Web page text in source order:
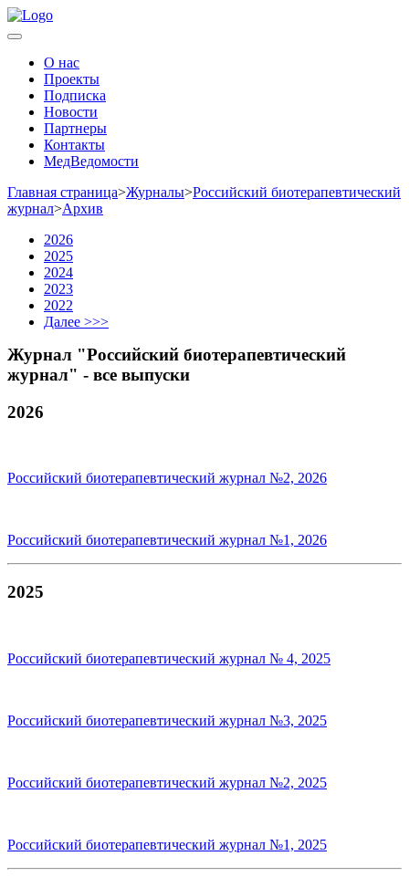
О нас
Проекты
Подписка
Новости
Партнеры
Контакты
МедВедомости
Главная страница>Журналы>Российский биотерапевтический
журнал>Архив
2026
2025
2024
2023
2022
Далее >>>
Журнал "Российский биотерапевтический
журнал" - все выпуски
2026
Российский биотерапевтический журнал №2, 2026
Российский биотерапевтический журнал №1, 2026
2025
Российский биотерапевтический журнал № 4, 2025
Российский биотерапевтический журнал №3, 2025
Российский биотерапевтический журнал №2, 2025
Российский биотерапевтический журнал №1, 2025